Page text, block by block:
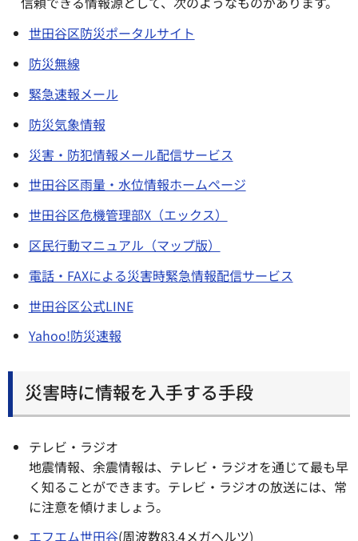
世田谷区防災ポータルサイト
防災無線
緊急速報メール
防災気象情報
災害・防犯情報メール配信サービス
世田谷区雨量・水位情報ホームページ
世田谷区危機管理部X（エックス）
区民行動マニュアル（マップ版）
電話・FAXによる災害時緊急情報配信サービス
世田谷区公式LINE
Yahoo!防災速報
災害時に情報を入手する手段
テレビ・ラジオ
地震情報、余震情報は、テレビ・ラジオを通じて最も早
く知ることができます。テレビ・ラジオの放送には、常
に注意を傾けましょう。
エフエム世田谷(周波数83.4メガヘルツ)